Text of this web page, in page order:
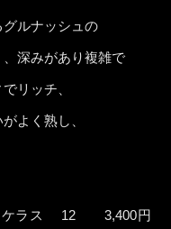
ルナッシュの
深みがあり複雑で
リッチ、
よく熟し、
ァケラス 12 3,400円